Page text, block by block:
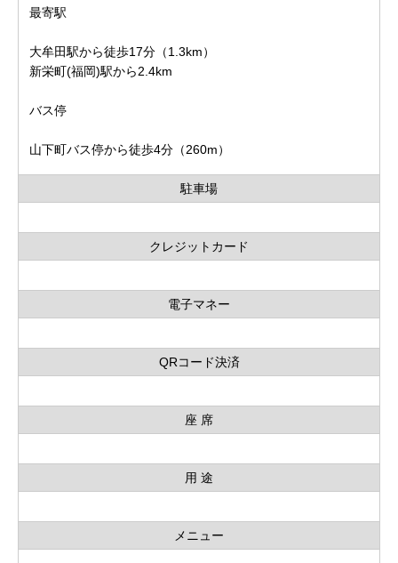
最寄駅
大牟田駅から徒歩17分（1.3km）
新栄町(福岡)駅から2.4km
バス停
山下町バス停から徒歩4分（260m）
駐車場
クレジットカード
電子マネー
QRコード決済
座 席
用 途
メニュー